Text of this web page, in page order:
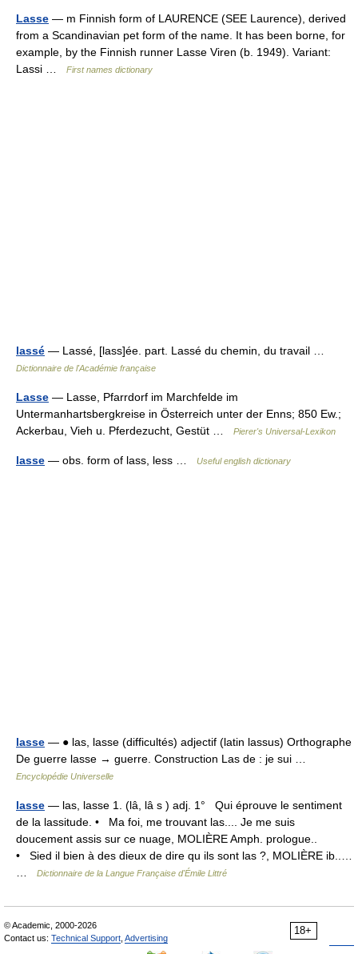
Lasse — m Finnish form of LAURENCE (SEE Laurence), derived
from a Scandinavian pet form of the name. It has been borne, for
example, by the Finnish runner Lasse Viren (b. 1949). Variant:
Lassi …
First names dictionary
lassé — Lassé, [lass]ée. part. Lassé du chemin, du travail …
Dictionnaire de l'Académie française
Lasse — Lasse, Pfarrdorf im Marchfelde im
Untermanhartsbergkreise in Österreich unter der Enns; 850 Ew.;
Ackerbau, Vieh u. Pferdezucht, Gestüt …
Pierer's Universal-Lexikon
lasse — obs. form of lass, less … Useful english dictionary
lasse — ● las, lasse (difficultés) adjectif (latin lassus) Orthographe
De guerre lasse → guerre. Construction Las de : je sui …
Encyclopédie Universelle
lasse — las, lasse 1. (lâ, lâ s ) adj. 1° Qui éprouve le sentiment
de la lassitude. • Ma foi, me trouvant las.... Je me suis
doucement assis sur ce nuage, MOLIÈRE Amph. prologue..
• Sied il bien à des dieux de dire qu ils sont las ?, MOLIÈRE ib..…
Dictionnaire de la Langue Française d'Émile Littré
18+
© Academic, 2000-2026
Contact us: Technical Support Advertising